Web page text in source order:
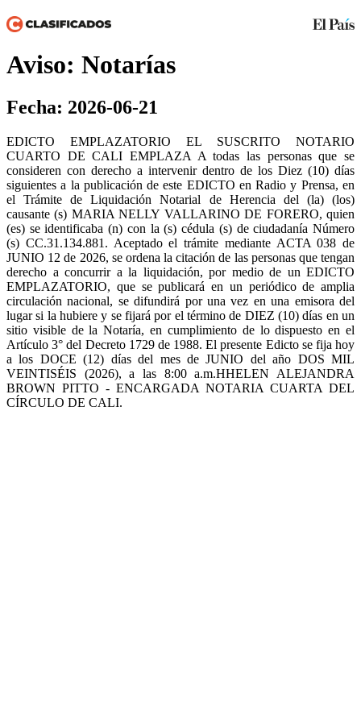
Aviso: Notarías
Fecha: 2026-06-21
EDICTO EMPLAZATORIO EL SUSCRITO NOTARIO
CUARTO DE CALI EMPLAZA A todas las personas que se
consideren con derecho a intervenir dentro de los Diez (10) días
siguientes a la publicación de este EDICTO en Radio y Prensa, en
el Trámite de Liquidación Notarial de Herencia del (la) (los)
causante (s) MARIA NELLY VALLARINO DE FORERO, quien
(es) se identificaba (n) con la (s) cédula (s) de ciudadanía Número
(s) CC.31.134.881. Aceptado el trámite mediante ACTA 038 de
JUNIO 12 de 2026, se ordena la citación de las personas que tengan
derecho a concurrir a la liquidación, por medio de un EDICTO
EMPLAZATORIO, que se publicará en un periódico de amplia
circulación nacional, se difundirá por una vez en una emisora del
lugar si la hubiere y se fijará por el término de DIEZ (10) días en un
sitio visible de la Notaría, en cumplimiento de lo dispuesto en el
Artículo 3° del Decreto 1729 de 1988. El presente Edicto se fija hoy
a los DOCE (12) días del mes de JUNIO del año DOS MIL
VEINTISÉIS (2026), a las 8:00 a.m.HHELEN ALEJANDRA
BROWN PITTO - ENCARGADA NOTARIA CUARTA DEL
CÍRCULO DE CALI.